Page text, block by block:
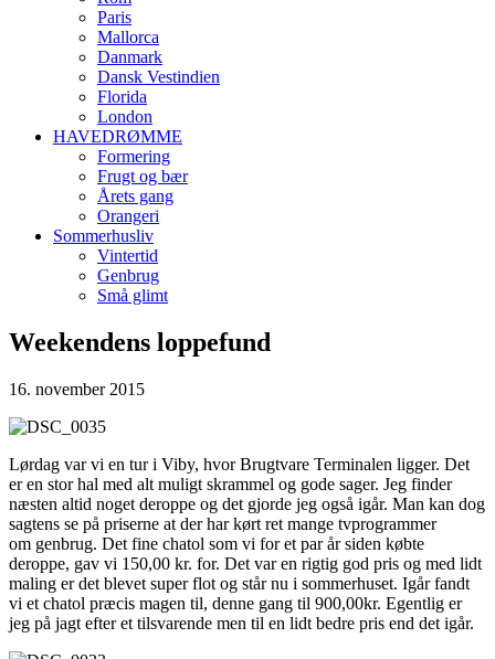
Paris
Mallorca
Danmark
Dansk Vestindien
Florida
London
HAVEDRØMME
Formering
Frugt og bær
Årets gang
Orangeri
Sommerhusliv
Vintertid
Genbrug
Små glimt
Weekendens loppefund
16. november 2015
Lørdag var vi en tur i Viby, hvor Brugtvare Terminalen ligger. Det
er en stor hal med alt muligt skrammel og gode sager. Jeg finder
næsten altid noget deroppe og det gjorde jeg også igår. Man kan dog
sagtens se på priserne at der har kørt ret mange tvprogrammer
om genbrug. Det fine chatol som vi for et par år siden købte
deroppe, gav vi 150,00 kr. for. Det var en rigtig god pris og med lidt
maling er det blevet super flot og står nu i sommerhuset. Igår fandt
vi et chatol præcis magen til, denne gang til 900,00kr. Egentlig er
jeg på jagt efter et tilsvarende men til en lidt bedre pris end det igår.